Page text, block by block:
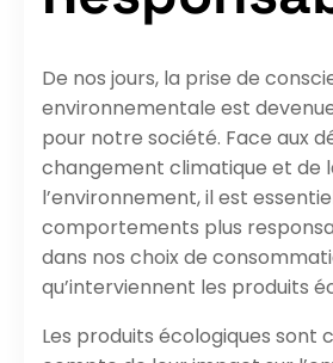
De nos jours, la prise de
environnementale est
pour notre société. Face aux
changement climatique et de
l’environnement, il est
comportements plus
dans nos choix de
qu’interviennent les produits
Les produits écologiques sont